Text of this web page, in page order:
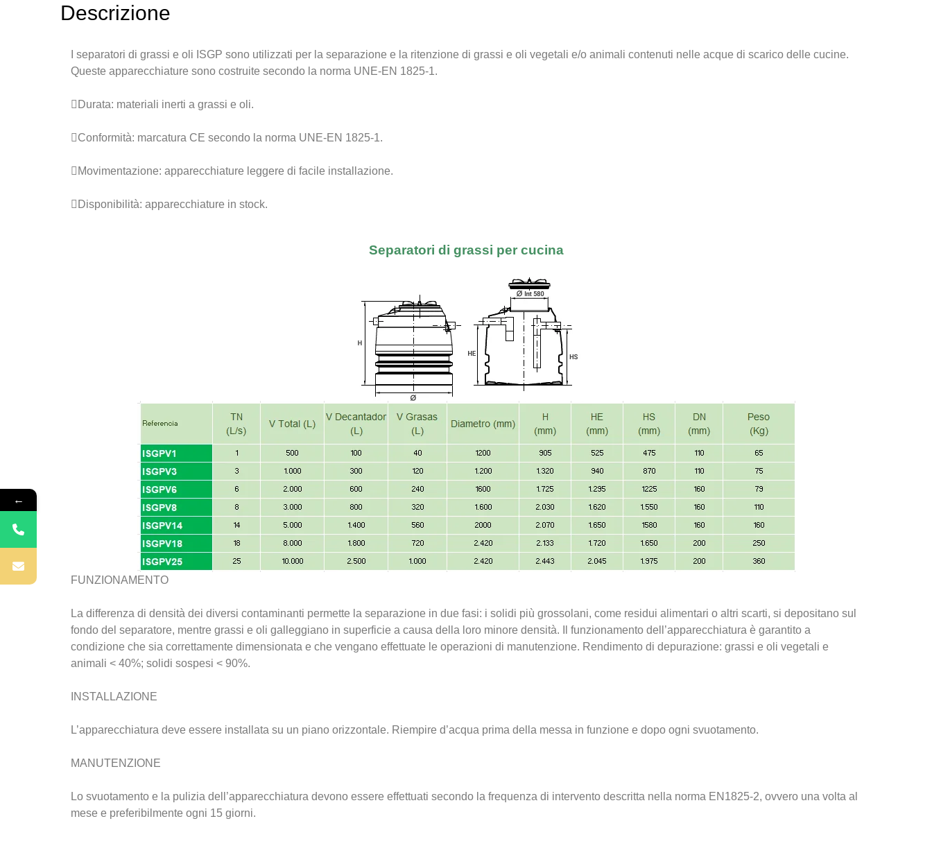
Descrizione
I separatori di grassi e oli ISGP sono utilizzati per la separazione e la ritenzione di grassi e oli vegetali e/o animali contenuti nelle acque di scarico delle cucine.
Queste apparecchiature sono costruite secondo la norma UNE-EN 1825-1.
Durata: materiali inerti a grassi e oli.
Conformità: marcatura CE secondo la norma UNE-EN 1825-1.
Movimentazione: apparecchiature leggere di facile installazione.
Disponibilità: apparecchiature in stock.
Separatori di grassi per cucina
FUNZIONAMENTO
La differenza di densità dei diversi contaminanti permette la separazione in due fasi: i solidi più grossolani, come residui alimentari o altri scarti, si depositano sul
fondo del separatore, mentre grassi e oli galleggiano in superficie a causa della loro minore densità. Il funzionamento dell’apparecchiatura è garantito a
condizione che sia correttamente dimensionata e che vengano effettuate le operazioni di manutenzione. Rendimento di depurazione: grassi e oli vegetali e
animali < 40%; solidi sospesi < 90%.
INSTALLAZIONE
L’apparecchiatura deve essere installata su un piano orizzontale. Riempire d’acqua prima della messa in funzione e dopo ogni svuotamento.
MANUTENZIONE
Lo svuotamento e la pulizia dell’apparecchiatura devono essere effettuati secondo la frequenza di intervento descritta nella norma EN1825-2, ovvero una volta al
mese e preferibilmente ogni 15 giorni.
←